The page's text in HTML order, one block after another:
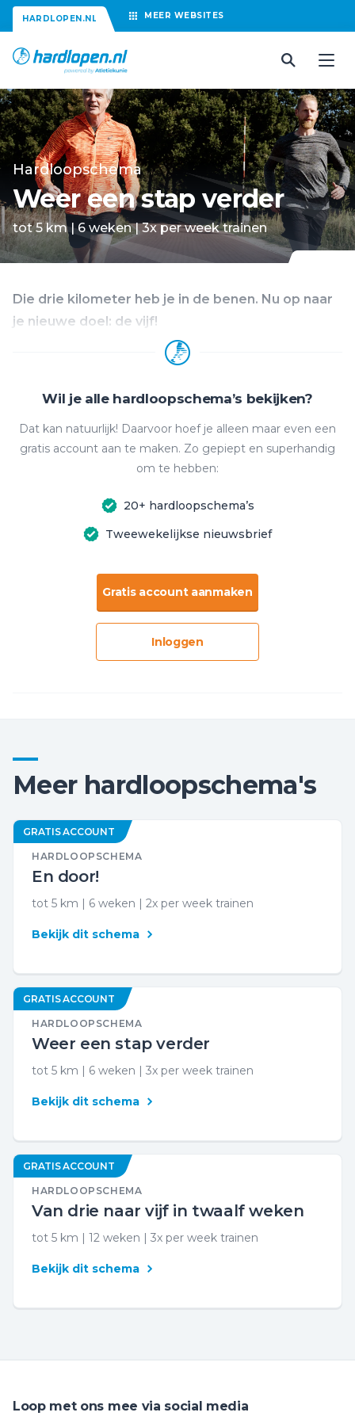
HARDLOPEN.NL MEER WEBSITES
Hardloopschema
Weer een stap verder
tot 5 km | 6 weken | 3x per week trainen
Die drie kilometer heb je in de benen. Nu op naar
je nieuwe doel: de vijf!
Wil je alle hardloopschema’s bekijken?
Dat kan natuurlijk! Daarvoor hoef je alleen maar even een
gratis account aan te maken. Zo gepiept en superhandig
om te hebben:
20+ hardloopschema’s
Tweewekelijkse nieuwsbrief
Gratis account aanmaken
Inloggen
Meer hardloopschema's
GRATIS ACCOUNT
HARDLOOPSCHEMA
En door!
tot 5 km | 6 weken | 2x per week trainen
Bekijk dit schema
GRATIS ACCOUNT
HARDLOOPSCHEMA
Weer een stap verder
tot 5 km | 6 weken | 3x per week trainen
Bekijk dit schema
GRATIS ACCOUNT
HARDLOOPSCHEMA
Van drie naar vijf in twaalf weken
tot 5 km | 12 weken | 3x per week trainen
Bekijk dit schema
Loop met ons mee via social media